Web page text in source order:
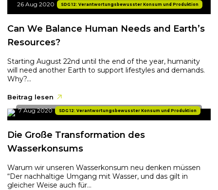
26 Aug 2020 SDG 12: Verantwortungsbewusster Konsum und Produktion
Can We Balance Human Needs and Earth’s
Resources?
Starting August 22nd until the end of the year, humanity
will need another Earth to support lifestyles and demands.
Why?...
Beitrag lesen
7 Aug 2020 SDG 12: Verantwortungsbewusster Konsum und Produktion
Die Große Transformation des
Wasserkonsums
Warum wir unseren Wasserkonsum neu denken müssen
“Der nachhaltige Umgang mit Wasser, und das gilt in
gleicher Weise auch für...